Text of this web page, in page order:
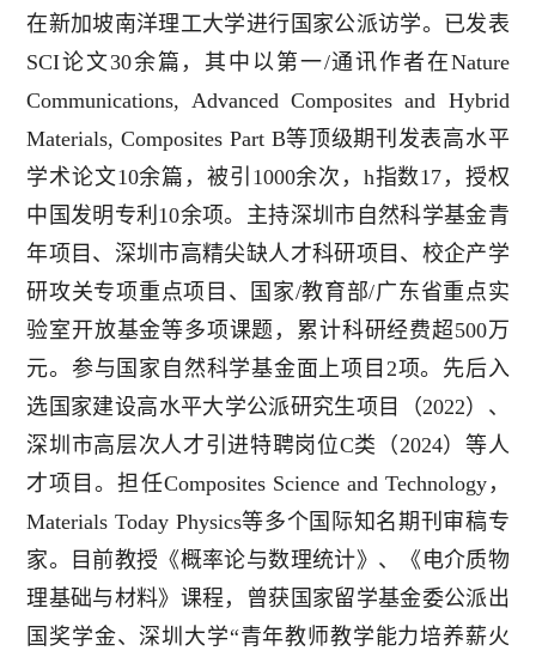
在新加坡南洋理工大学进行国家公派访学。已发表
SCI论文30余篇，其中以第一/通讯作者在Nature
Communications, Advanced Composites and Hybrid
Materials, Composites Part B等顶级期刊发表高水平
学术论文10余篇，被引1000余次，h指数17，授权
中国发明专利10余项。主持深圳市自然科学基金青
年项目、深圳市高精尖缺人才科研项目、校企产学
研攻关专项重点项目、国家/教育部/广东省重点实
验室开放基金等多项课题，累计科研经费超500万
元。参与国家自然科学基金面上项目2项。先后入
选国家建设高水平大学公派研究生项目（2022）、
深圳市高层次人才引进特聘岗位C类（2024）等人
才项目。担任Composites Science and Technology，
Materials Today Physics等多个国际知名期刊审稿专
家。目前教授《概率论与数理统计》、《电介质物
理基础与材料》课程，曾获国家留学基金委公派出
国奖学金、深圳大学“青年教师教学能力培养薪火